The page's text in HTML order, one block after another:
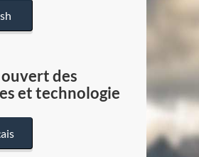
des
et technologie